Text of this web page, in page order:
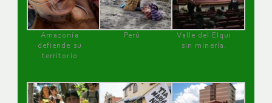
Amazonía
defiende su
territorio
Perú
Valle del Elqui
sin minería.